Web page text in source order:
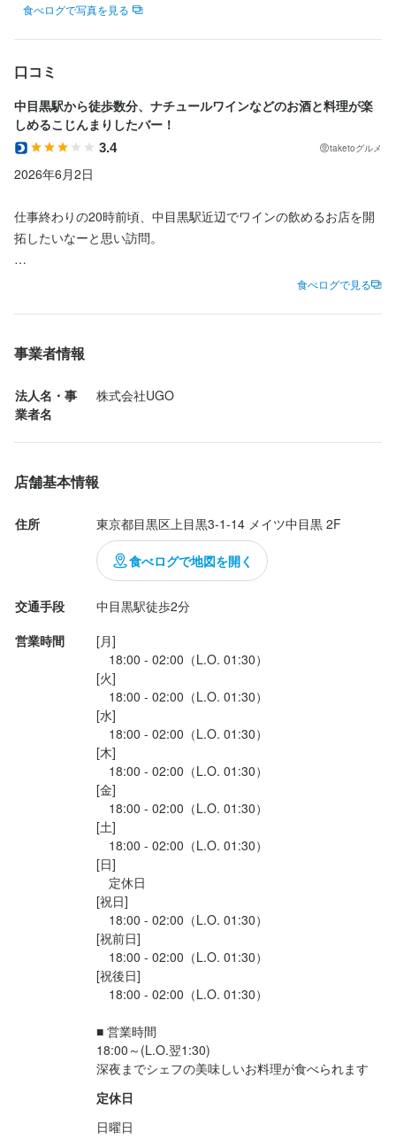
食べログで写真を見る
口コミ
中目黒駅から徒歩数分、ナチュールワインなどのお酒と料理が楽
しめるこじんまりしたバー！
3.4 taketoグルメ
2026年6月2日
仕事終わりの20時前頃、中目黒駅近辺でワインの飲めるお店を開
拓したいなーと思い訪問。
建物の2階にあり、一人で入店するには、少し勇気が要りました笑
並んでおり、気になるものがあれば注文できるというスタイルで
した。
豚角煮 800円
まずは空きっ腹に白ワインをいただく。
スッキリした味わいと爽やかな香りで、アルコール感も感じにく
い飲みやすい一杯。
豚角煮は煮卵もあり、甘いタレがしっかり染みていてお酒が進
今日は女性オーナーさんと、もう1名の女性店員さんで接客をまわ
されており、常連客の皆様とワイワイと楽しいひとときを過ごせ
夜2時まで営業されているとのことなので、中目黒で遅くま...
食べログで見る
事業者情報
法人名・事
業者名
株式会社UGO
店舗基本情報
住所 東京都目黒区上目黒3-1-14 メイツ中目黒 2F
食べログで地図を開く
交通手段
中目黒駅徒歩2分
営業時間
[月]
18:00 - 02:00（L.O. 01:30）
[火]
18:00 - 02:00（L.O. 01:30）
[水]
18:00 - 02:00（L.O. 01:30）
[木]
18:00 - 02:00（L.O. 01:30）
[金]
18:00 - 02:00（L.O. 01:30）
[土]
18:00 - 02:00（L.O. 01:30）
[日]
定休日
[祝日]
18:00 - 02:00（L.O. 01:30）
[祝前日]
18:00 - 02:00（L.O. 01:30）
[祝後日]
18:00 - 02:00（L.O. 01:30）
■ 営業時間
18:00～(L.O.翌1:30)
深夜までシェフの美味しいお料理が食べられます
定休日
日曜日
仕事内容
当店のホールスタッフとして、主にお客様へのドリンクの提供を
担当していただきます。現在大人気のナチュラルワインバーなら
ではの多彩なワインやドリンクをお運びしながら、お客様とのコ
ミュニケーションも楽しめるお仕事です。初めての方でも、まず
は簡単な業務からスタートできるのでご安心ください。
フトに合わせて調整可能なので、学業やプライベートと両立しや
すい環境です。業務量は無理のない範囲で、スタッフ同士が協力
しながら進めております。
談できる雰囲気ですので、安心して業務に取り組んでいただけま
学歴や経験は一切問いません。未経験者や大学生、主婦(夫)の方も
教えることができ、接客スキルやワインの知識も自然と身につき
【充実の待遇＆個性も大切に】
昇給や賞与あり、交通費支給や社保完備など福利厚生も充実。さ
らに服装・髪型・ネイル・ピアス自由で自分らしく働けます。社
内イベントもあり、和やかな雰囲気です。
【柔軟なシフト＆しっかり休める】
日曜定休に加えて、自由シフト制なので週2日からOK！副業・ダ
ブルワークも可能です。希望に合わせて週4日以上も歓迎。プライ
ベートを大切にしながら働けます。
身に付くスキル
チーズの知識
必須スキル・経験
コミュニケーション能力 飲食店での接客経験
ーションが得意な方、大歓迎です。お客様とのご縁で実際に日中
のお仕事に繋がったスタッフも数多くいます。
選考の流れ